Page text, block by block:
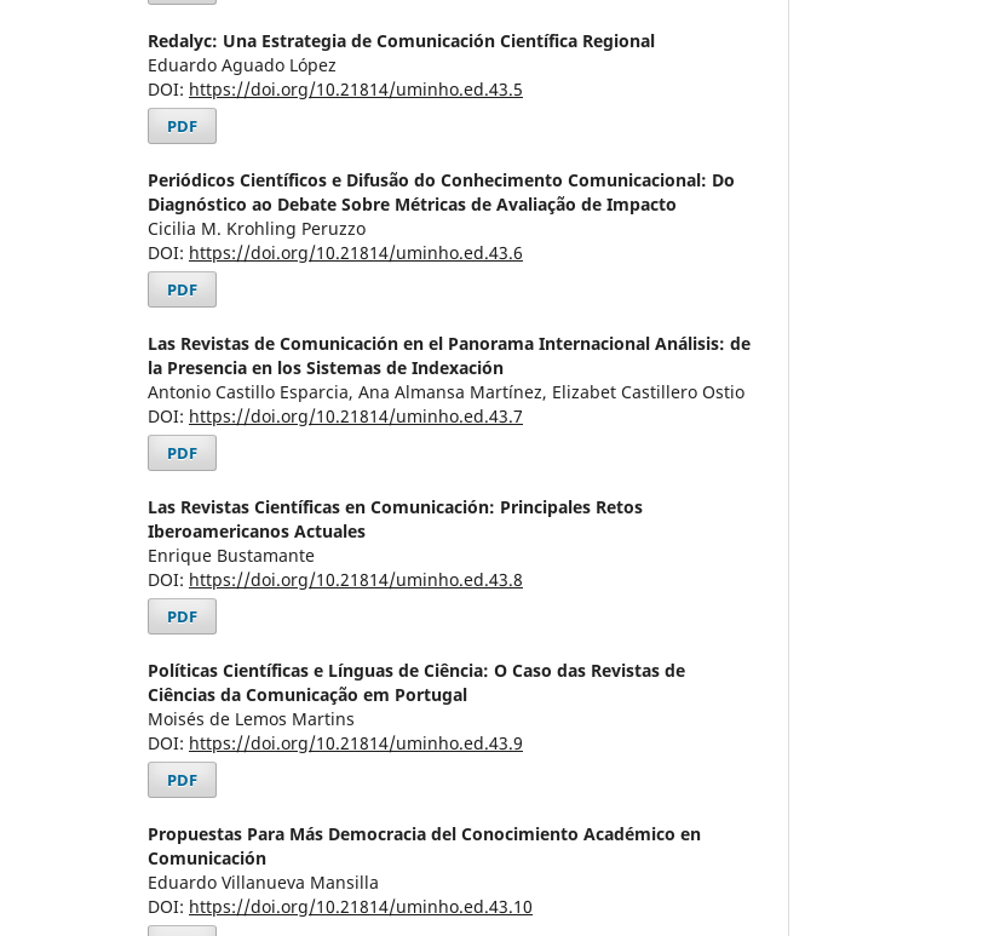
Redalyc: Una Estrategia de Comunicación Científica Regional
Eduardo Aguado López
DOI: https://doi.org/10.21814/uminho.ed.43.5
PDF
Periódicos Científicos e Difusão do Conhecimento Comunicacional: Do
Diagnóstico ao Debate Sobre Métricas de Avaliação de Impacto
Cicilia M. Krohling Peruzzo
DOI: https://doi.org/10.21814/uminho.ed.43.6
PDF
Las Revistas de Comunicación en el Panorama Internacional Análisis: de
la Presencia en los Sistemas de Indexación
Antonio Castillo Esparcia, Ana Almansa Martínez, Elizabet Castillero Ostio
DOI: https://doi.org/10.21814/uminho.ed.43.7
PDF
Las Revistas Científicas en Comunicación: Principales Retos
Iberoamericanos Actuales
Enrique Bustamante
DOI: https://doi.org/10.21814/uminho.ed.43.8
PDF
Políticas Científicas e Línguas de Ciência: O Caso das Revistas de
Ciências da Comunicação em Portugal
Moisés de Lemos Martins
DOI: https://doi.org/10.21814/uminho.ed.43.9
PDF
Propuestas Para Más Democracia del Conocimiento Académico en
Comunicación
Eduardo Villanueva Mansilla
DOI: https://doi.org/10.21814/uminho.ed.43.10